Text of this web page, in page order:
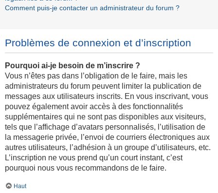
Comment puis-je contacter un administrateur du forum ?
Problèmes de connexion et d’inscription
Pourquoi ai-je besoin de m’inscrire ?
Vous n’êtes pas dans l’obligation de le faire, mais les
administrateurs du forum peuvent limiter la publication de
messages aux utilisateurs inscrits. En vous inscrivant, vous
pouvez également avoir accès à des fonctionnalités
supplémentaires qui ne sont pas disponibles aux visiteurs,
tels que l’affichage d’avatars personnalisés, l’utilisation de
la messagerie privée, l’envoi de courriers électroniques aux
autres utilisateurs, l’adhésion à un groupe d’utilisateurs, etc.
L’inscription ne vous prend qu’un court instant, c’est
pourquoi nous vous recommandons de le faire.
Haut